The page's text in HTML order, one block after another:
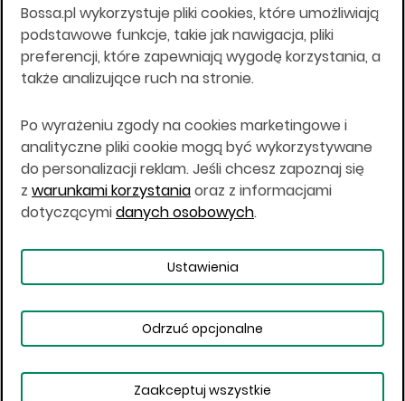
Wszelkie informacje na niniejszej stronie w tym
informacje o produktach inwestycyjnych nie są
kierowane do osób mających miejsce
zamieszkania lub pobytu w Stanach
Japonii, ani w dowolnej innej jurysdykcji, w której
taki materiał byłby sprzeczny z prawem lub w
których zgodne z prawem nabycie produktów
inwestycyjnych nie jest możliwe lub w której nie
jest możliwe złożenie oferty. Prawa obowiązujące
w danej jurysdykcji określają, czy jest możliwe
nabycie poszczególnych produktów
Copyright © 2026 BOŚ | BOSSA.PL
Warunki korzystania
Dane osobowe
Bossa.pl wykorzystuje pliki cookies, które umożliwiają
podstawowe funkcje, takie jak nawigacja, pliki
preferencji, które zapewniają wygodę korzystania, a
także analizujące ruch na stronie.
Po wyrażeniu zgody na cookies marketingowe i
analityczne pliki cookie mogą być wykorzystywane
do personalizacji reklam. Jeśli chcesz zapoznaj się
z warunkami korzystaniaoraz z informacjami
dotyczącymidanych osobowych.
Ustawienia
Odrzuć opcjonalne
Zaakceptuj wszystkie